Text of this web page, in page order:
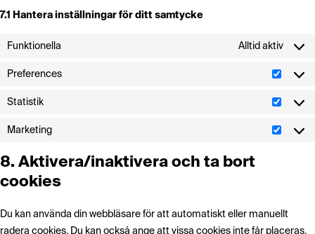
7.1 Hantera inställningar för ditt samtycke
Funktionella Alltid aktiv
Preferences
Statistik
Marketing
8. Aktivera/inaktivera och ta bort
cookies
Du kan använda din webbläsare för att automatiskt eller manuellt
radera cookies. Du kan också ange att vissa cookies inte får placeras.